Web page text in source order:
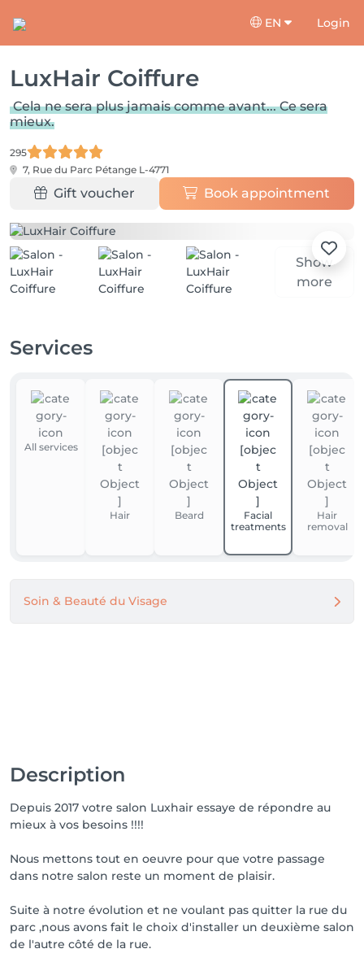
EN Login
LuxHair Coiffure
Cela ne sera plus jamais comme avant... Ce sera
mieux.
295
7, Rue du Parc Pétange L-4771
Gift voucher Book appointment
Show
more
Services
All services
Hair Beard
Facial
treatments
Hair
removal
Soin & Beauté du Visage
Description
Depuis 2017 votre salon Luxhair essaye de répondre au
mieux à vos besoins !!!!
Nous mettons tout en oeuvre pour que votre passage
dans notre salon reste un moment de plaisir.
Suite à notre évolution et ne voulant pas quitter la rue du
parc ,nous avons fait le choix d'installer un deuxième salon
de l'autre côté de la rue.